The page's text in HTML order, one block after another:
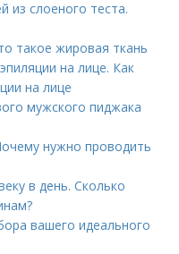
из слоеного теста.
такое жировая ткань
на лице. Как
на лице
мужского пиджака
нужно проводить
в день. Сколько
вашего идеального